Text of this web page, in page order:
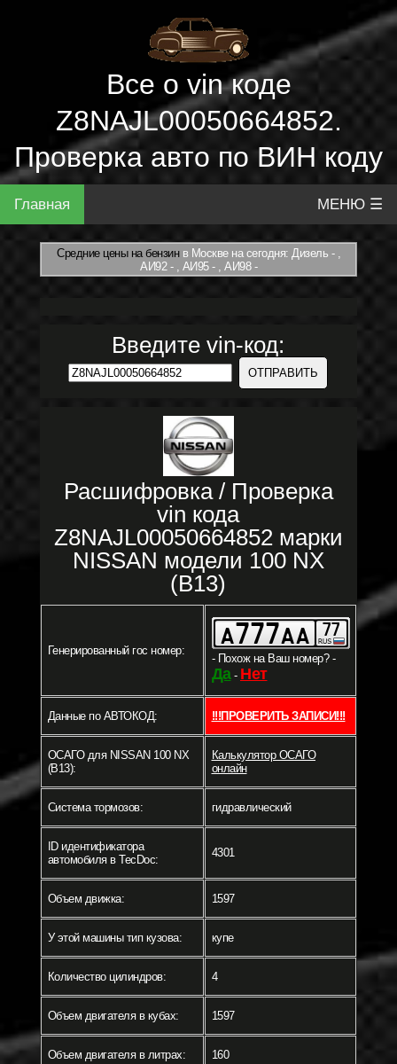
Все о vin коде
Z8NAJL00050664852.
Проверка авто по ВИН коду
Главная МЕНЮ ☰
Средние цены на бензинв Москве на сегодня: Дизель - ,
АИ92 - , АИ95 - , АИ98 -
Введите vin-код:
Расшифровка / Проверка
vin кода
Z8NAJL00050664852 марки
NISSAN модели 100 NX
(B13)
Генерированный гос номер:
- Похож на Ваш номер? -
Да- Нет
Данные по АВТОКОД: !!!ПРОВЕРИТЬ ЗАПИСИ!!!
ОСАГО для NISSAN 100 NX
(B13):
Калькулятор ОСАГО
онлайн
Система тормозов: гидравлический
ID идентификатора
автомобиля в TecDoc:
4301
Объем движка: 1597
У этой машины тип кузова: купе
Количество цилиндров: 4
Объем двигателя в кубах: 1597
Объем двигателя в литрах: 160